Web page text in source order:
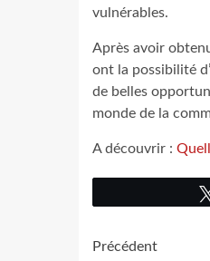
vulnérables.
Après avoir
ont la possibilité
de belles
monde de la
A découvrir :
Navigation
Précédent